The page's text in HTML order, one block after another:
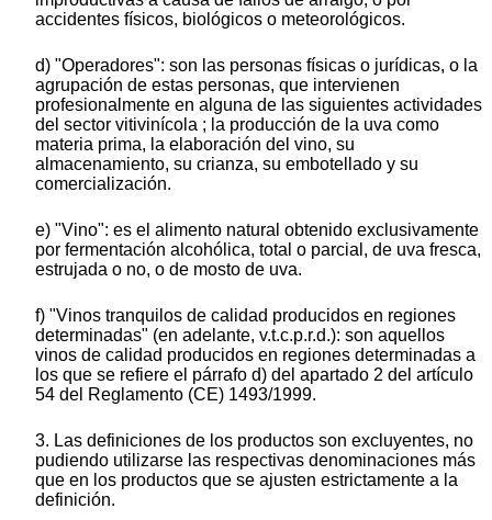
accidentes físicos, biológicos o meteorológicos.
d) "Operadores": son las personas físicas o jurídicas, o la
agrupación de estas personas, que intervienen
profesionalmente en alguna de las siguientes actividades
del sector vitivinícola ; la producción de la uva como
materia prima, la elaboración del vino, su
almacenamiento, su crianza, su embotellado y su
comercialización.
e) "Vino": es el alimento natural obtenido exclusivamente
por fermentación alcohólica, total o parcial, de uva fresca,
estrujada o no, o de mosto de uva.
f) "Vinos tranquilos de calidad producidos en regiones
determinadas" (en adelante, v.t.c.p.r.d.): son aquellos
vinos de calidad producidos en regiones determinadas a
los que se refiere el párrafo d) del apartado 2 del artículo
54 del Reglamento (CE) 1493/1999.
3. Las definiciones de los productos son excluyentes, no
pudiendo utilizarse las respectivas denominaciones más
que en los productos que se ajusten estrictamente a la
definición.